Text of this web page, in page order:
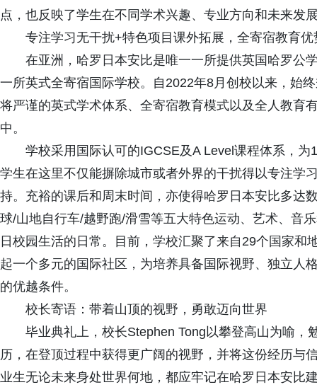
点，也反映了学生在不同学术兴趣、专业方向和未来发
专注学习无干扰+特色项目课外拓展，全寄宿教育优
在亚洲，哈罗日本安比是唯一一所提供英国哈罗公
一所英式全寄宿国际学校。自2022年8月创校以来，始
将严谨的英式学术体系、全寄宿教育模式以及全人教育
中。
学校采用国际认可的IGCSE及A Level课程体系，
学生在这里不仅能摒除城市或者外界的干扰得以专注学
持。充裕的课后和周末时间，亦使得哈罗日本安比多
球/山地自行车/越野跑/滑雪等五大特色运动、艺术、音
日校园生活的日常。目前，学校汇聚了来自29个国家
起一个多元的国际社区，为培养具备国际视野、独立人
的优越条件。
校长寄语：带着山顶的视野，勇敢迈向世界
毕业典礼上，校长Stephen Tong以攀登高山为喻
历，在登顶过程中获得更广阔的视野，并将这份经历与
业生无论未来身处世界何地，都应牢记在哈罗日本安比